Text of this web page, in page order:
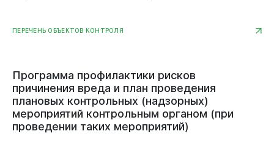
Документы
ПЕРЕЧЕНЬ ОБЪЕКТОВ КОНТРОЛЯ
Программа профилактики рисков
причинения вреда и план проведения
плановых контрольных (надзорных)
мероприятий контрольным органом (при
проведении таких мероприятий)